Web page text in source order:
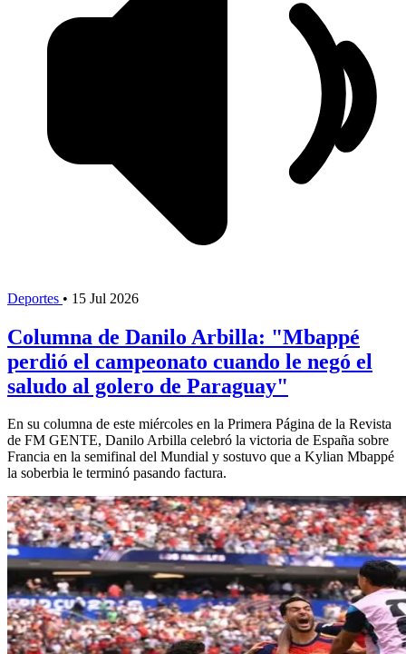
Deportes • 15 Jul 2026
Columna de Danilo Arbilla: "Mbappé
perdió el campeonato cuando le negó el
saludo al golero de Paraguay"
En su columna de este miércoles en la Primera Página de la Revista
de FM GENTE, Danilo Arbilla celebró la victoria de España sobre
Francia en la semifinal del Mundial y sostuvo que a Kylian Mbappé
la soberbia le terminó pasando factura.